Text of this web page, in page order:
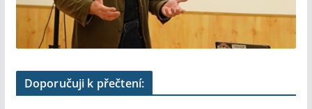
Doporučuji k přečtení: